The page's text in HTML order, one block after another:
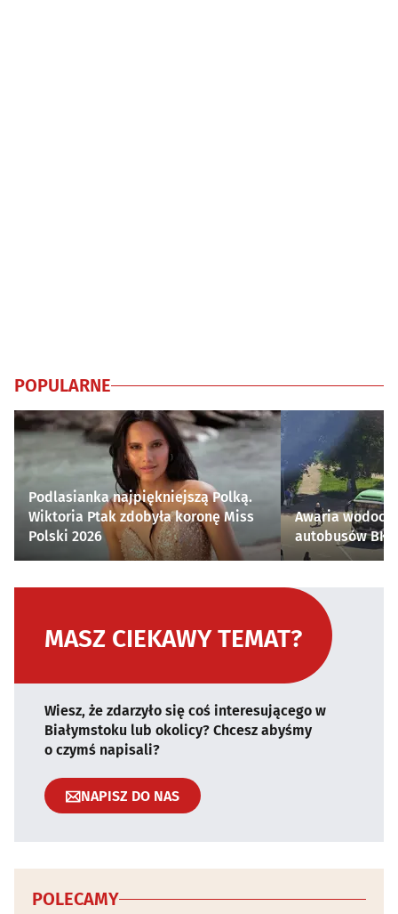
POPULARNE
Podlasianka najpiękniejszą Polką.
Wiktoria Ptak zdobyła koronę Miss
Polski 2026
Awaria
autobusów
MASZ CIEKAWY TEMAT?
Wiesz, że zdarzyło się coś interesującego w
Białymstoku lub okolicy? Chcesz abyśmy
o czymś napisali?
NAPISZ DO NAS
POLECAMY